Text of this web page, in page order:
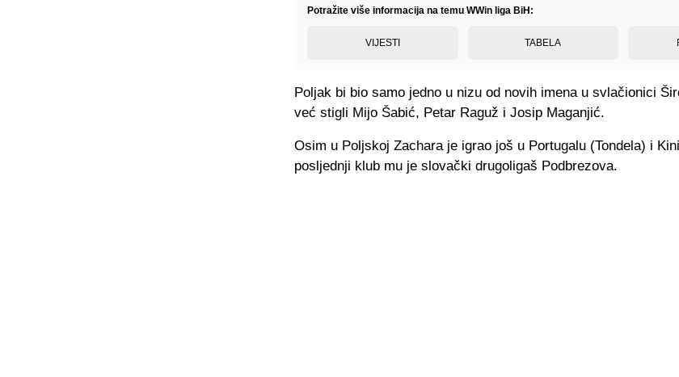
Potražite više informacija na temu WWin liga BiH:
VIJESTI TABELA
Poljak bi bio samo jedno u nizu od novih imena u svlačionici
već stigli Mijo Šabić, Petar Raguž i Josip Maganjić.
Osim u Poljskoj Zachara je igrao još u Portugalu (Tondela) i
posljednji klub mu je slovački drugoligaš Podbrezova.